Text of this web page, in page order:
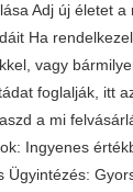
Adj új életet a
Ha
vagy
foglalják, itt
a mi
Ingyenes
Ügyintézés: